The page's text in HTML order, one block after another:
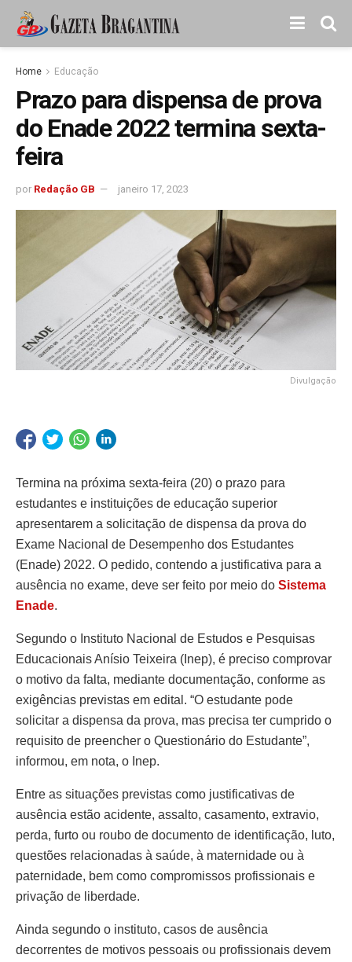
Home Educação
Prazo para dispensa de prova
do Enade 2022 termina sexta-
feira
por Redação GB janeiro 17, 2023
Divulgação
Termina na próxima sexta-feira (20) o prazo para
estudantes e instituições de educação superior
apresentarem a solicitação de dispensa da prova do
Exame Nacional de Desempenho dos Estudantes
(Enade) 2022. O pedido, contendo a justificativa para a
ausência no exame, deve ser feito por meio do Sistema
Enade.
Segundo o Instituto Nacional de Estudos e Pesquisas
Educacionais Anísio Teixeira (Inep), é preciso comprovar
o motivo da falta, mediante documentação, conforme as
exigências previstas em edital. “O estudante pode
solicitar a dispensa da prova, mas precisa ter cumprido o
requisito de preencher o Questionário do Estudante”,
informou, em nota, o Inep.
Entre as situações previstas como justificativas de
ausência estão acidente, assalto, casamento, extravio,
perda, furto ou roubo de documento de identificação, luto,
questões relacionadas à saúde, à maternidade ou à
paternidade, bem como compromissos profissionais e
privação de liberdade.
Ainda segundo o instituto, casos de ausência
decorrentes de motivos pessoais ou profissionais devem